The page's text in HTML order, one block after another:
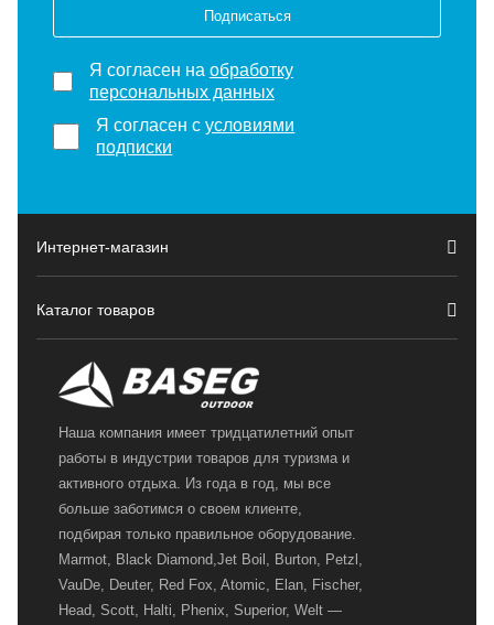
Подписаться
Я согласен на обработку
персональных данных
Я согласен сусловиями
подписки
Интернет-магазин
Каталог товаров
Наша компания имеет тридцатилетний опыт
работы в индустрии товаров для туризма и
активного отдыха. Из года в год, мы все
больше заботимся о своем клиенте,
подбирая только правильное оборудование.
Marmot, Black Diamond,Jet Boil, Burton, Petzl,
VauDe, Deuter, Red Fox, Atomic, Elan, Fischer,
Head, Scott, Halti, Phenix, Superior, Welt —